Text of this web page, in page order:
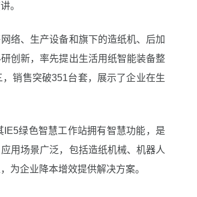
。
络、生产设备和旗下的造纸机、后加
创新，率先提出生活用纸智能装备整
销售突破351台套，展示了企业在生
绿色智慧工作站拥有智慧功能，是
用场景广泛，包括造纸机械、机器人
为企业降本增效提供解决方案。